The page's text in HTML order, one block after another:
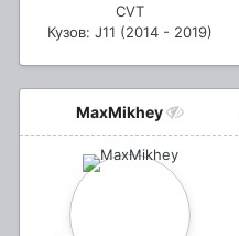
CVT
Кузов: J11 (2014 - 2019)
MaxMikhey